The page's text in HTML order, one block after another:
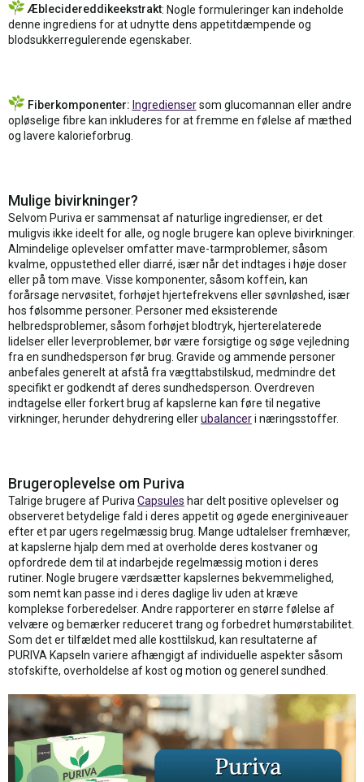
Æblecidereddikeekstrakt: Nogle formuleringer kan indeholde
denne ingrediens for at udnytte dens appetitdæmpende og
blodsukkerregulerende egenskaber.
Fiberkomponenter: Ingrediensersom glucomannan eller andre
opløselige fibre kan inkluderes for at fremme en følelse af mæthed
og lavere kalorieforbrug.
Mulige bivirkninger?
Selvom Puriva er sammensat af naturlige ingredienser, er det
muligvis ikke ideelt for alle, og nogle brugere kan opleve bivirkninger.
Almindelige oplevelser omfatter mave-tarmproblemer, såsom
kvalme, oppustethed eller diarré, især når det indtages i høje doser
eller på tom mave. Visse komponenter, såsom koffein, kan
forårsage nervøsitet, forhøjet hjertefrekvens eller søvnløshed, især
hos følsomme personer. Personer med eksisterende
helbredsproblemer, såsom forhøjet blodtryk, hjerterelaterede
lidelser eller leverproblemer, bør være forsigtige og søge vejledning
fra en sundhedsperson før brug. Gravide og ammende personer
anbefales generelt at afstå fra vægttabstilskud, medmindre det
specifikt er godkendt af deres sundhedsperson. Overdreven
indtagelse eller forkert brug af kapslerne kan føre til negative
virkninger, herunder dehydrering ellerubalanceri næringsstoffer.
Brugeroplevelse om Puriva
Talrige brugere af Puriva Capsules har delt positive oplevelser og
observeret betydelige fald i deres appetit og øgede energiniveauer
efter et par ugers regelmæssig brug. Mange udtalelser fremhæver,
at kapslerne hjalp dem med at overholde deres kostvaner og
opfordrede dem til at indarbejde regelmæssig motion i deres
rutiner. Nogle brugere værdsætter kapslernes bekvemmelighed,
som nemt kan passe ind i deres daglige liv uden at kræve
komplekse forberedelser. Andre rapporterer en større følelse af
velvære og bemærker reduceret trang og forbedret humørstabilitet.
Som det er tilfældet med alle kosttilskud, kan resultaterne af
PURIVA Kapseln variere afhængigt af individuelle aspekter såsom
stofskifte, overholdelse af kost og motion og generel sundhed.